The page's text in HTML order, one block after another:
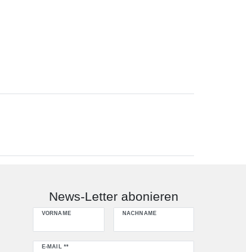
News-Letter abonieren
VORNAME NACHNAME
E-MAIL **
Newsletter